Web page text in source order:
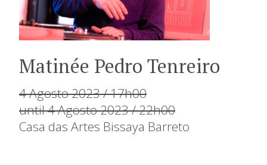
Matinée Pedro Tenreiro
4 Agosto 2023 / 17h00
until 4 Agosto 2023 / 22h00
Casa das Artes Bissaya Barreto